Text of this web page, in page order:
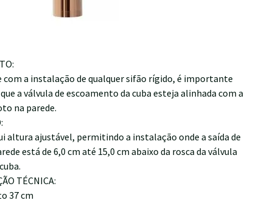
com a instalação de qualquer sifão rígido, é importante
a válvula de escoamento da cuba esteja alinhada com a
na parede.
altura ajustável, permitindo a instalação onde a saída de
está de 6,0 cm até 15,0 cm abaixo da rosca da válvula
TÉCNICA:
37 cm